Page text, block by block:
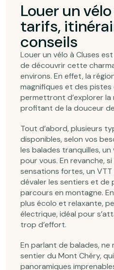
Louer un
tarifs,
conseils
Louer un vélo à Cluses
de découvrir cette
environs. En effet, la
magnifiques et des pistes
permettront d’explorer
profitant de la douceur
Tout d’abord, plusieurs
disponibles, selon vos
les balades tranquilles,
pour vous. En revanche,
sensations fortes, un
dévaler les sentiers et
parcours en montagne.
plus écolo et relaxante,
électrique, idéal pour
trop d’effort.
En parlant de balades, ne
sentier du Mont Chéry,
panoramiques